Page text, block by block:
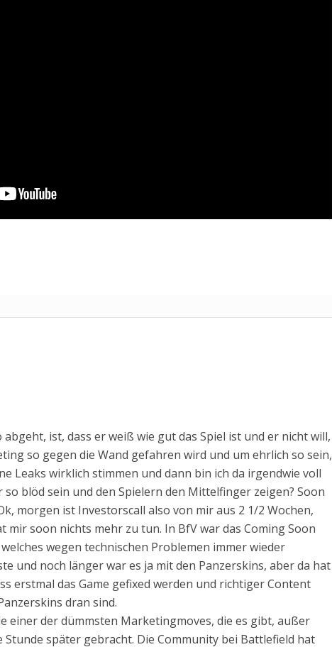
ist, dass er weiß wie gut das Spiel ist und er nicht will,
so gegen die Wand gefahren wird und um ehrlich so sein,
Leaks wirklich stimmen und dann bin ich da irgendwie voll
so blöd sein und den Spielern den Mittelfinger zeigen? Soon
morgen ist Investorscall also von mir aus 2 1/2 Wochen,
mir soon nichts mehr zu tun. In BfV war das Coming Soon
wegen technischen Problemen immer wieder
und noch länger war es ja mit den Panzerskins, aber da hat
erstmal das Game gefixed werden und richtiger Content
dran sind.
einer der dümmsten Marketingmoves, die es gibt, außer
später gebracht. Die Community bei Battlefield hat